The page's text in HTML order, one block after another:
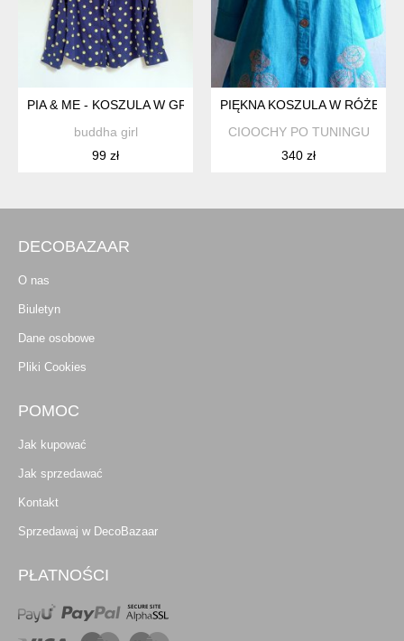
PIA & ME - KOSZULA W GROSZKI - M
buddha girl
99 zł
PIĘKNA KOSZULA W RÓŻE
CIOOCHY PO TUNINGU
340 zł
DECOBAZAAR
O nas
Biuletyn
Dane osobowe
Pliki Cookies
POMOC
Jak kupować
Jak sprzedawać
Kontakt
Sprzedawaj w DecoBazaar
PŁATNOŚCI